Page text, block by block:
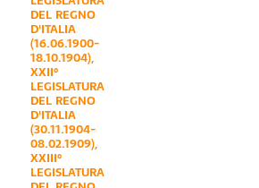
DEL REGNO
D'ITALIA
(16.06.1900-
18.10.1904),
XXII°
LEGISLATURA
DEL REGNO
D'ITALIA
(30.11.1904-
08.02.1909),
XXIII°
LEGISLATURA